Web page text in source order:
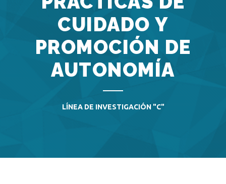
CUIDADO Y
PROMOCIÓN DE
AUTONOMÍA
LÍNEA DE INVESTIGACIÓN "C"